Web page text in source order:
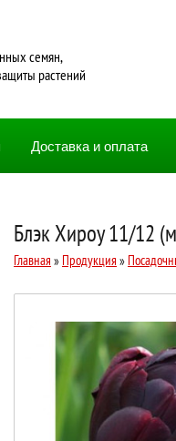
семян,
растений
Доставка и оплата
Блэк Хироу 11/12
Главная » Продукция »